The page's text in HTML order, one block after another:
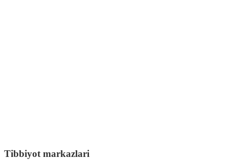
Tibbiyot markazlari